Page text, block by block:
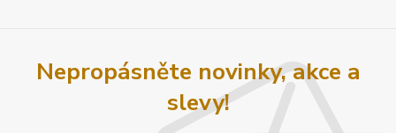
Nepropásněte novinky, akce a
slevy!